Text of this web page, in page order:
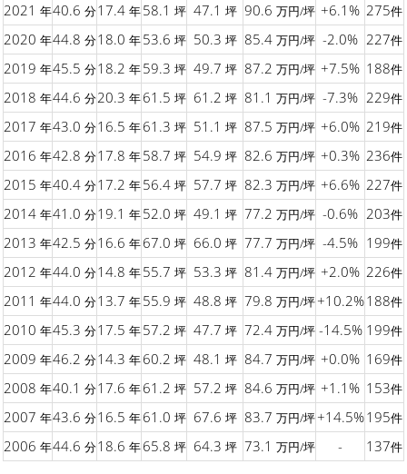
2021 年40.6 分17.4 年58.1 坪 47.1 坪 90.6 万円/坪 +6.1% 275件
2020 年44.8 分18.0 年53.6 坪 50.3 坪 85.4 万円/坪 -2.0% 227件
2019 年45.5 分18.2 年59.3 坪 49.7 坪 87.2 万円/坪 +7.5% 188件
2018 年44.6 分20.3 年61.5 坪 61.2 坪 81.1 万円/坪 -7.3% 229件
2017 年43.0 分16.5 年61.3 坪 51.1 坪 87.5 万円/坪 +6.0% 219件
2016 年42.8 分17.8 年58.7 坪 54.9 坪 82.6 万円/坪 +0.3% 236件
2015 年40.4 分17.2 年56.4 坪 57.7 坪 82.3 万円/坪 +6.6% 227件
2014 年41.0 分19.1 年52.0 坪 49.1 坪 77.2 万円/坪 -0.6% 203件
2013 年42.5 分16.6 年67.0 坪 66.0 坪 77.7 万円/坪 -4.5% 199件
2012 年44.0 分14.8 年55.7 坪 53.3 坪 81.4 万円/坪 +2.0% 226件
2011 年44.0 分13.7 年55.9 坪 48.8 坪 79.8 万円/坪+10.2%188件
2010 年45.3 分17.5 年57.2 坪 47.7 坪 72.4 万円/坪 -14.5% 199件
2009 年46.2 分14.3 年60.2 坪 48.1 坪 84.7 万円/坪 +0.0% 169件
2008 年40.1 分17.6 年61.2 坪 57.2 坪 84.6 万円/坪 +1.1% 153件
2007 年43.6 分16.5 年61.0 坪 67.6 坪 83.7 万円/坪+14.5%195件
2006 年44.6 分18.6 年65.8 坪 64.3 坪 73.1 万円/坪 - 137件